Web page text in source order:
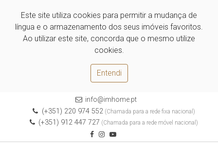
Este site utiliza cookies para permitir a mudança de
língua e o armazenamento dos seus imóveis favoritos.
Ao utilizar este site, concorda que o mesmo utilize
cookies.
Entendi
info@imhome.pt
(+351) 220 974 552(Chamada para a rede fixa nacional)
(+351) 912 447 727 (Chamada para a rede móvel nacional)